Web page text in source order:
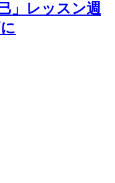
」レッスン週